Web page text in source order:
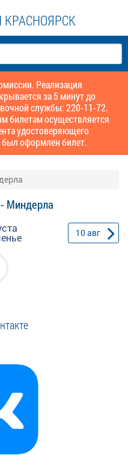
КРАСНОЯРСК
Реализация
за 5 минут до
службы: 220-11-72.
билетам осуществляется
удостоверяющего
был оформлен билет.
Миндерла
10авг